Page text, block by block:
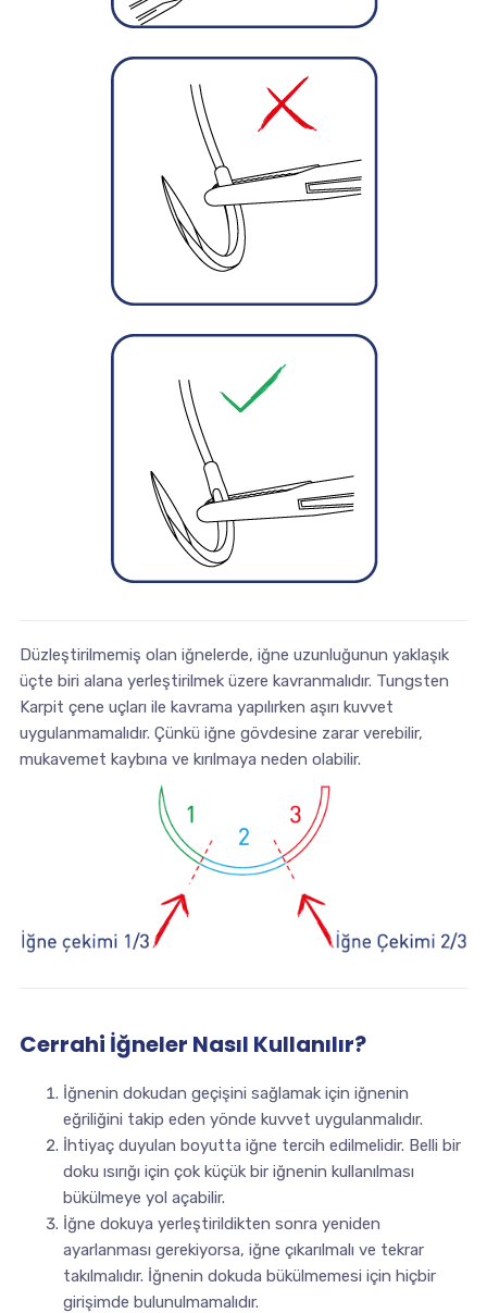
Düzleştirilmemiş olan iğnelerde, iğne uzunluğunun yaklaşık
üçte biri alana yerleştirilmek üzere kavranmalıdır. Tungsten
Karpit çene uçları ile kavrama yapılırken aşırı kuvvet
uygulanmamalıdır. Çünkü iğne gövdesine zarar verebilir,
mukavemet kaybına ve kırılmaya neden olabilir.
Cerrahi İğneler Nasıl Kullanılır?
İğnenin dokudan geçişini sağlamak için iğnenin
eğriliğini takip eden yönde kuvvet uygulanmalıdır.
İhtiyaç duyulan boyutta iğne tercih edilmelidir. Belli bir
doku ısırığı için çok küçük bir iğnenin kullanılması
bükülmeye yol açabilir.
İğne dokuya yerleştirildikten sonra yeniden
ayarlanması gerekiyorsa, iğne çıkarılmalı ve tekrar
takılmalıdır. İğnenin dokuda bükülmemesi için hiçbir
girişimde bulunulmamalıdır.